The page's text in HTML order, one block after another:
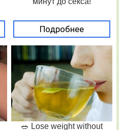
Подробнее
🥗 Lose weight without